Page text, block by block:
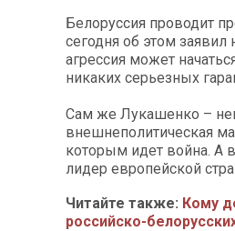
Белоруссия проводит
сегодня об этом
агрессия может
никаких серьезных
Сам же Лукашенко –
внешнеполитическая
которым идет война. А
лидер европейской
Читайте также: Кому
российско-